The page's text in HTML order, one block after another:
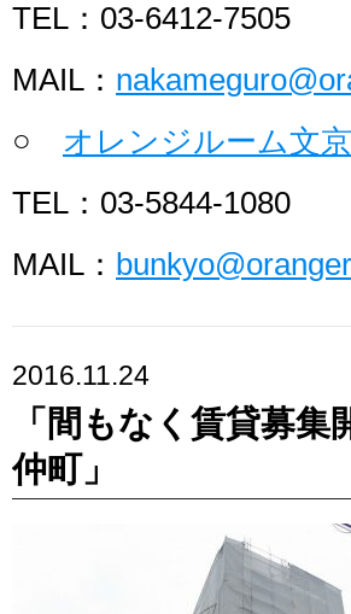
TEL：03-6412-7505
MAIL：
○ オレンジルーム文
TEL：03-5844-1080
MAIL：
2016.11.24
「間もなく賃貸募
仲町」